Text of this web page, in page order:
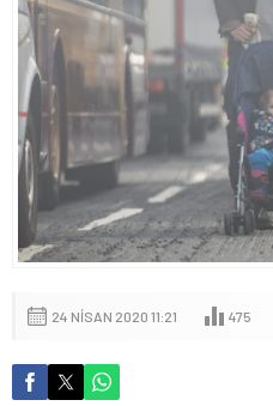
24 NISAN 2020 11:21 475